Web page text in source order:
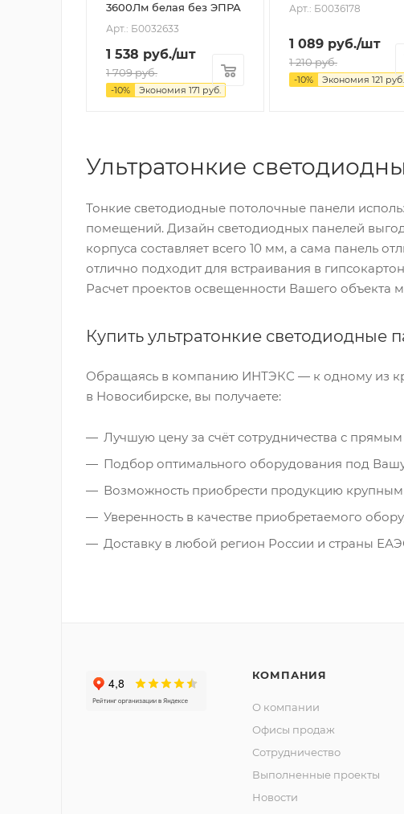
3600Лм белая без ЭПРА
Арт.: Б0032633
1 538 руб./шт
1 709руб.
-10% Экономия 171 руб.
Арт.: Б0036178
1 089 руб./шт
1 210руб.
-10% Экономия 121 руб.
Ультратонкие
Тонкие светодиодные потолочные панели
помещений. Дизайн светодиодных панелей
корпуса составляет всего 10 мм, а сама панель
отлично подходит для встраивания в
Расчет проектов освещенности Вашего объекта
Купить ультратонкие светодиодные
Обращаясь в компанию ИНТЭКС — к одному из
в Новосибирске, вы получаете:
Лучшую цену за счёт сотрудничества с
Подбор оптимального оборудования под
Возможность приобрести продукцию
Уверенность в качестве приобретаемого
Доставку в любой регион России и страны
КОМПАНИЯ
О компании
Офисы продаж
Сотрудничество
Выполненные проекты
Новости